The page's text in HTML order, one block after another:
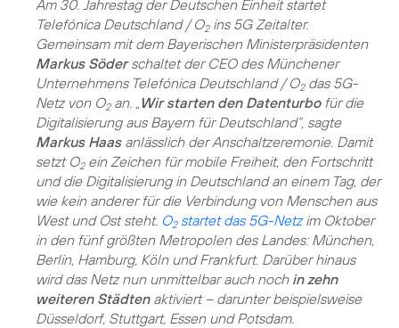
Am 30. Jahrestag der Deutschen Einheit startet
Telefónica Deutschland / O2ins 5G Zeitalter.
Gemeinsam mit dem Bayerischen Ministerpräsidenten
Markus Söderschaltet der CEO des Münchener
Unternehmens Telefónica Deutschland / O2das 5G-
Netz von O2an. „ Wir starten den Datenturbofür die
Digitalisierung aus Bayern für Deutschland“, sagte
Markus Haasanlässlich der Anschaltzeremonie. Damit
setzt O2ein Zeichen für mobile Freiheit, den Fortschritt
und die Digitalisierung in Deutschland an einem Tag, der
wie kein anderer für die Verbindung von Menschen aus
West und Ost steht. O2startet das 5G-Netzim Oktober
in den fünf größten Metropolen des Landes: München,
Berlin, Hamburg, Köln und Frankfurt. Darüber hinaus
wird das Netz nun unmittelbar auch noch in zehn
weiteren Städtenaktiviert – darunter beispielsweise
Düsseldorf, Stuttgart, Essen und Potsdam.